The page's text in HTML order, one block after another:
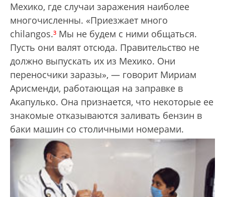
Мехико, где случаи заражения наиболее
многочисленны. «Приезжает много
chilangos.³ Мы не будем с ними общаться.
Пусть они валят отсюда. Правительство не
должно выпускать их из Мехико. Они
переносчики заразы», — говорит Мириам
Арисменди, работающая на заправке в
Акапулько. Она признается, что некоторые ее
знакомые отказываются заливать бензин в
баки машин со столичными номерами.